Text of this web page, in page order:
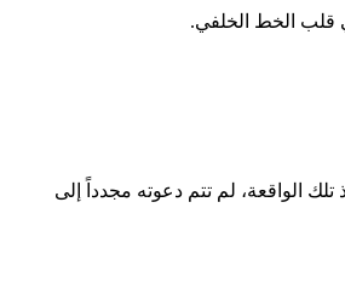
قلب الخط الخلفي.
الواقعة، لم تتم دعوته مجدداً إلى